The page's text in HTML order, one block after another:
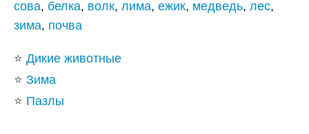
сова, белка, волк, лима, ежик, медведь, лес,
зима, почва
⭐ Дикие животные
⭐ Зима
⭐ Пазлы